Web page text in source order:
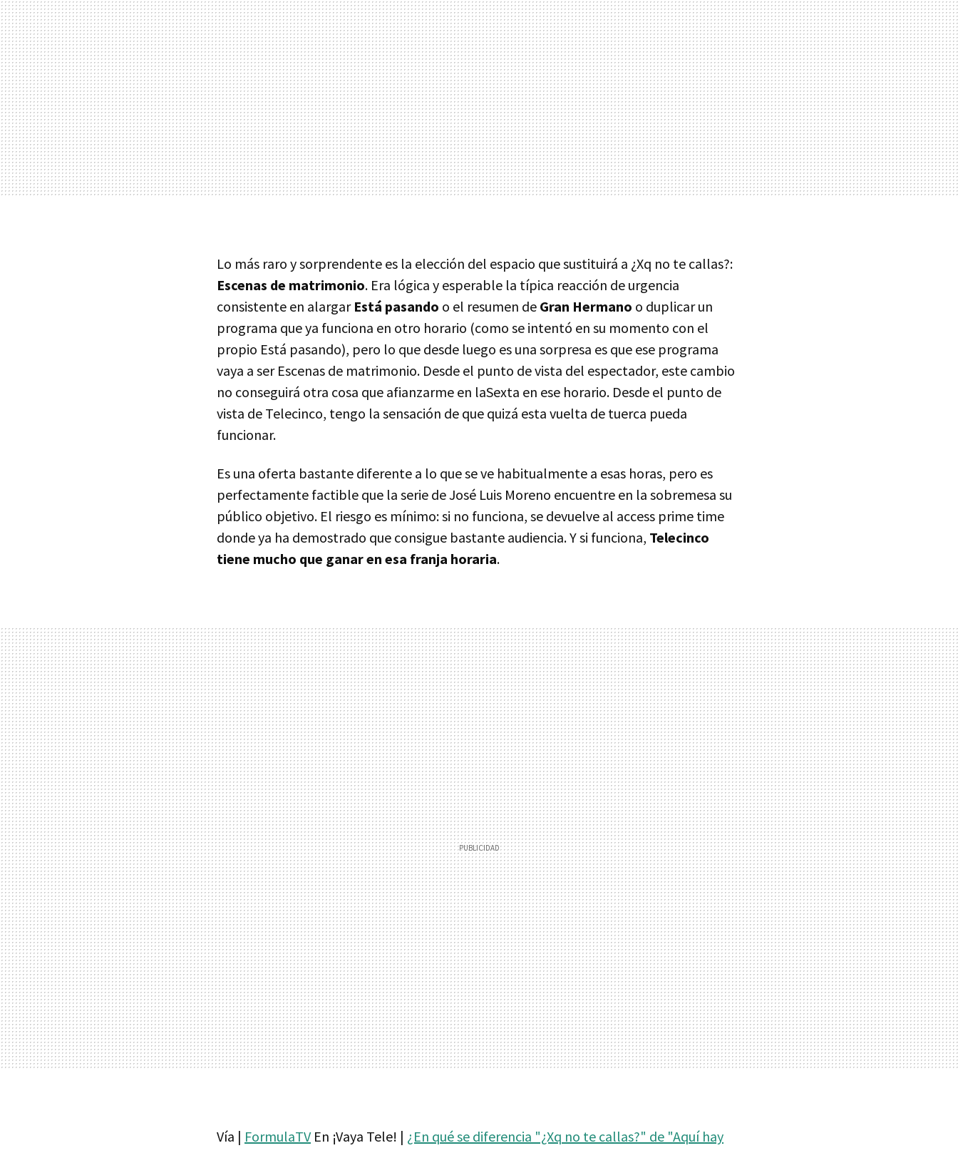
Lo más raro y sorprendente es la elección del espacio que sustituirá a ¿Xq no te callas?:
Escenas de matrimonio. Era lógica y esperable la típica reacción de urgencia
consistente en alargar Está pasando o el resumen de Gran Hermano o duplicar un
programa que ya funciona en otro horario (como se intentó en su momento con el
propio Está pasando), pero lo que desde luego es una sorpresa es que ese programa
vaya a ser Escenas de matrimonio. Desde el punto de vista del espectador, este cambio
no conseguirá otra cosa que afianzarme en laSexta en ese horario. Desde el punto de
vista de Telecinco, tengo la sensación de que quizá esta vuelta de tuerca pueda
funcionar.
Es una oferta bastante diferente a lo que se ve habitualmente a esas horas, pero es
perfectamente factible que la serie de José Luis Moreno encuentre en la sobremesa su
público objetivo. El riesgo es mínimo: si no funciona, se devuelve al access prime time
donde ya ha demostrado que consigue bastante audiencia. Y si funciona, Telecinco
tiene mucho que ganar en esa franja horaria.
Vía | FormulaTVEn ¡Vaya Tele! | ¿En qué se diferencia "¿Xq no te callas?" de "Aquí hay